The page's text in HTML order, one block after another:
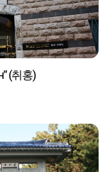
(취홍)